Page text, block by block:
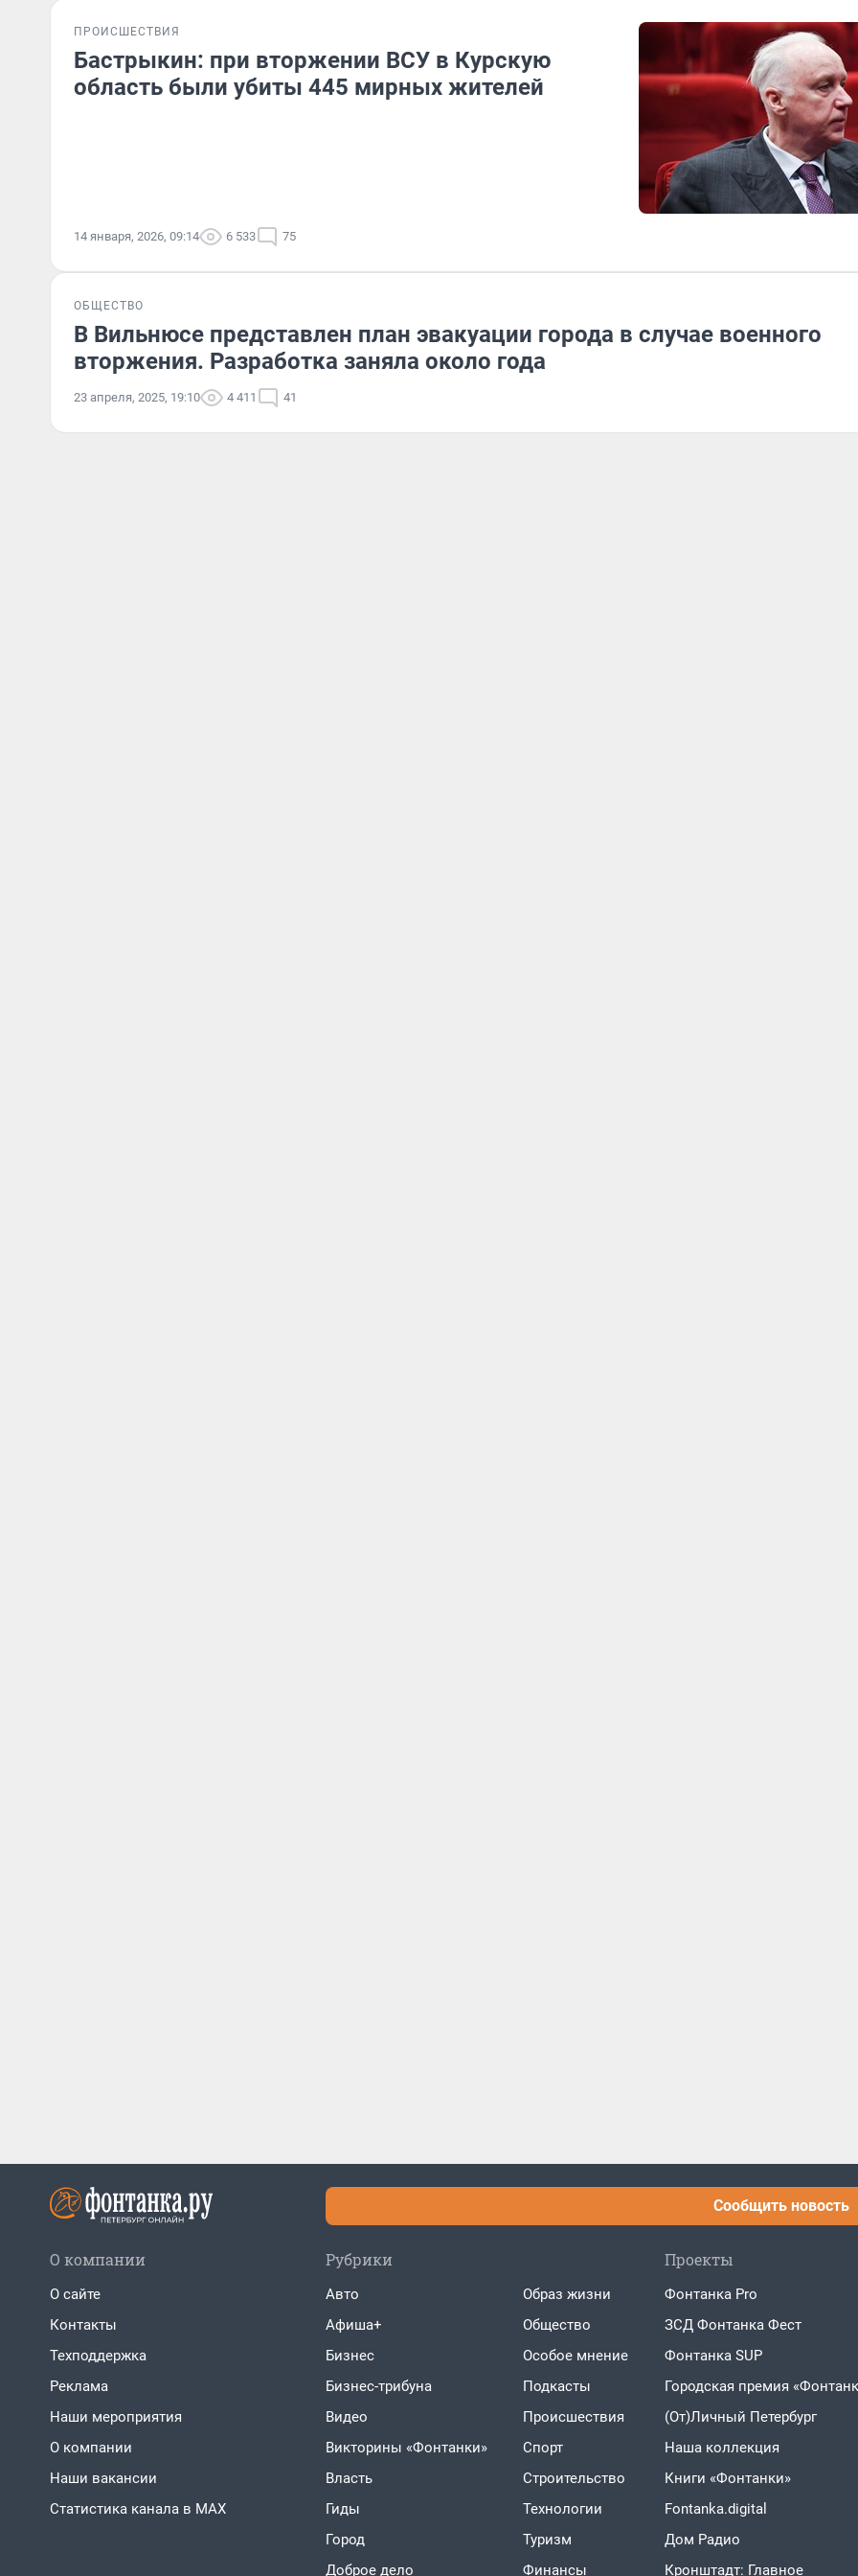
ПРОИСШЕСТВИЯ
Бастрыкин: при вторжении ВСУ в Курскую
область были убиты 445 мирных жителей
14 января, 2026, 09:14 6 533 75
ОБЩЕСТВО
В Вильнюсе представлен план эвакуации города в случае военного
вторжения. Разработка заняла около года
23 апреля, 2025, 19:10 4 411 41
Сообщить новость
О компании
О сайте
Контакты
Техподдержка
Реклама
Наши мероприятия
О компании
Наши вакансии
Статистика канала в MAX
Рубрики
Авто
Афиша+
Бизнес
Бизнес-трибуна
Видео
Викторины «Фонтанки»
Власть
Гиды
Город
Доброе дело
Образ жизни
Общество
Особое мнение
Подкасты
Проиcшествия
Спорт
Строительство
Технологии
Туризм
Финансы
Проекты
Фонтанка Pro
ЗСД Фонтанка Фест
Фонтанка SUP
Городская премия
(От)Личный Петербург
Наша коллекция
Книги «Фонтанки»
Fontanka.digital
Дом Радио
Кронштадт: Главное